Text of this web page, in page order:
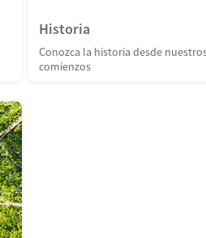
Historia
Conozca la historia desde
comienzos